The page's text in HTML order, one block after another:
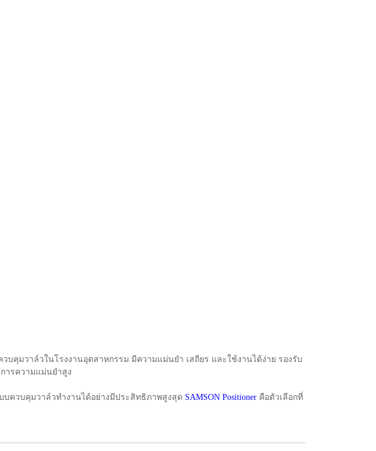
คุมวาล์วในโรงงานอุตสาหกรรม มีความแม่นยำ เสถียร และใช้งานได้ง่าย รองรับ
ารความแม่นยำสูง
บควบคุมวาล์วทำงานได้อย่างมีประสิทธิภาพสูงสุด SAMSON Positioner คือตัวเลือกที่